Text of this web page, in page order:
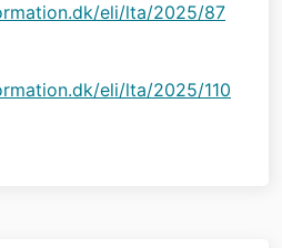
eli/lta/2025/87
eli/lta/2025/110